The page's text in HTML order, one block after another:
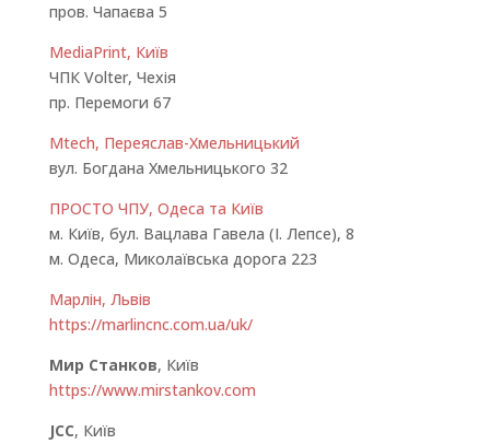
пров. Чапаєва 5
MediaPrint, Київ
ЧПК Volter, Чехія
пр. Перемоги 67
Mtech, Переяслав-Хмельницький
вул. Богдана Хмельницького 32
ПРОСТО ЧПУ, Одеса та Київ
м. Київ, бул. Вацлава Гавела (І. Лепсе), 8
м. Одеса, Миколаївська дорога 223
Марлін, Львів
https://marlincnc.com.ua/uk/
Мир Станков, Київ
https://www.mirstankov.com
JCC, Київ